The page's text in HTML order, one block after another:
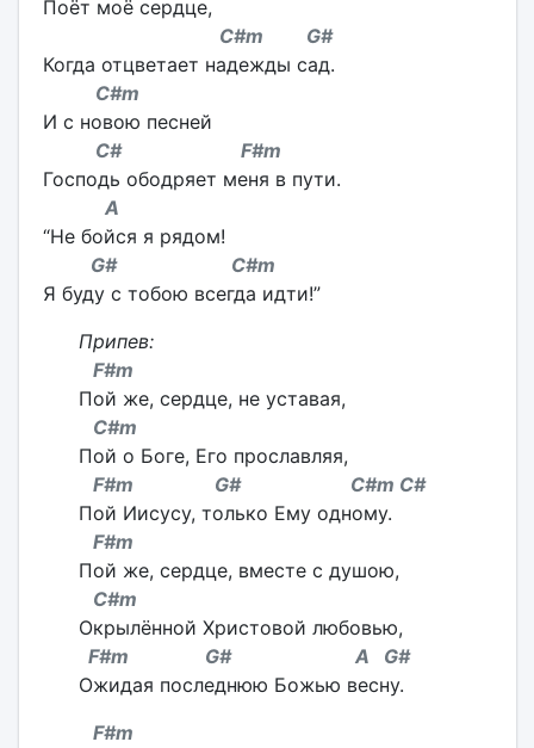
Поёт моё сердце,
C#m G#
Когда отцветает надежды сад.
C#m
И с новою песней
C# F#m
Господь ободряет меня в пути.
A
“Не бойся я рядом!
G# C#m
Я буду с тобою всегда идти!”
Припев:
F#m
Пой же, сердце, не уставая,
C#m
Пой о Боге, Его прославляя,
F#m G# C#m C#
Пой Иисусу, только Ему одному.
F#m
Пой же, сердце, вместе с душою,
C#m
Окрылённой Христовой любовью,
F#m G# A G#
Ожидая последнюю Божью весну.
F#m